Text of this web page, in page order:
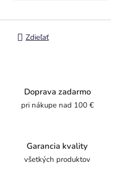
Zdieľať
Doprava zadarmo
pri nákupe nad 100 €
Garancia kvality
všetkých produktov